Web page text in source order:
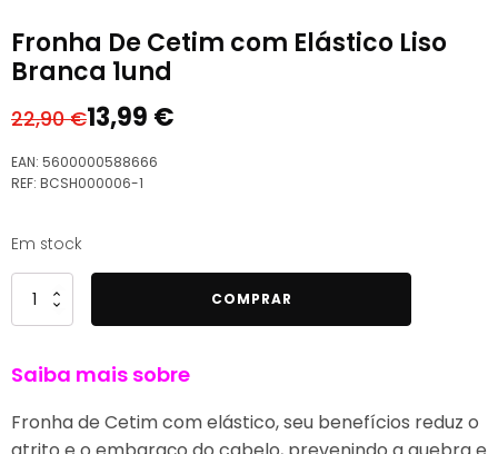
Fronha De Cetim com Elástico Liso
Branca 1und
22,90€
O
preço
original
22,90 €.
13,99 €
O
preço
atual
13,99 €.
EAN: 5600000588666
REF: BCSH000006-1
Em stock
Quantidade
de
De
com
COMPRAR
Saiba mais sobre
Fronha de Cetim com elástico, seu benefícios reduz o